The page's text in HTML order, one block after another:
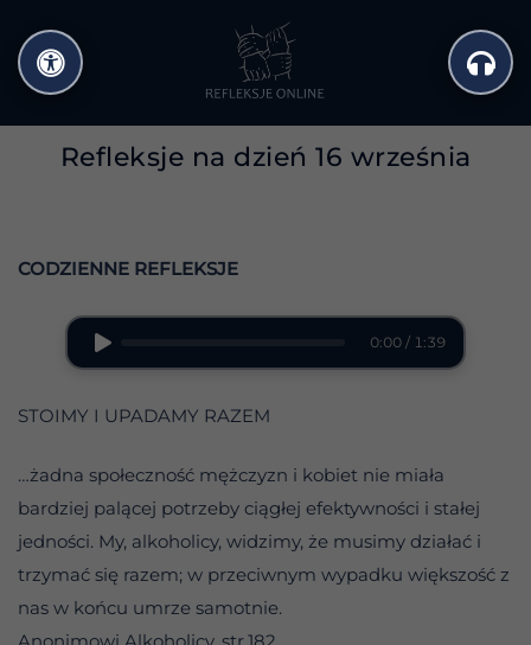
do
treści
Refleksje na dzień 16 września
CODZIENNE REFLEKSJE
0:00 / 1:39
STOIMY I UPADAMY RAZEM
…żadna społeczność mężczyzn i kobiet nie miała
bardziej palącej potrzeby ciągłej efektywności i stałej
jedności. My, alkoholicy, widzimy, że musimy działać i
trzymać się razem; w przeciwnym wypadku większość z
nas w końcu umrze samotnie.